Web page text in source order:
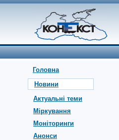
Головна
Новини
Актуальні теми
Міркування
Моніторинги
Анонси